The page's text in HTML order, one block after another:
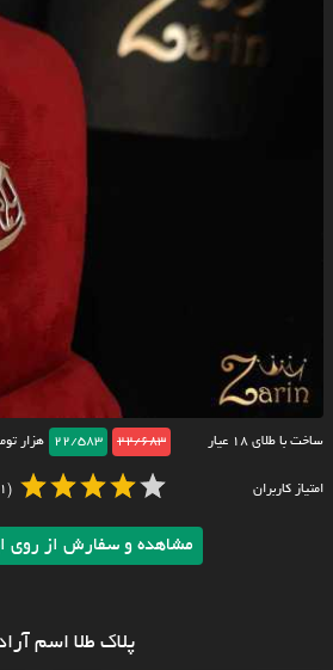
ساخت با طلای ۱۸ عیار 22/683
22/583 هزار
امتیاز کاربران (921)
مشاهده و سفارش از روی
پلاک طلا اسم